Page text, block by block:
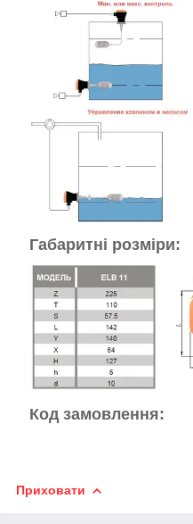
Габаритні розміри:
Код замовлення:
Приховати